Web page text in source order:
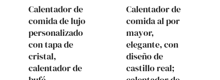
Calentador de
comida de lujo
personalizado
con tapa de
cristal,
calentador de
Calentador de
comida al por
mayor,
elegante, con
diseño de
castillo real;